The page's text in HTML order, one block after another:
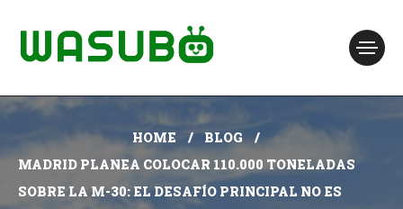
HOME
BLOG
MADRID PLANEA COLOCAR 110.000 TONELADAS
SOBRE LA M-30: EL DESAFÍO PRINCIPAL NO ES